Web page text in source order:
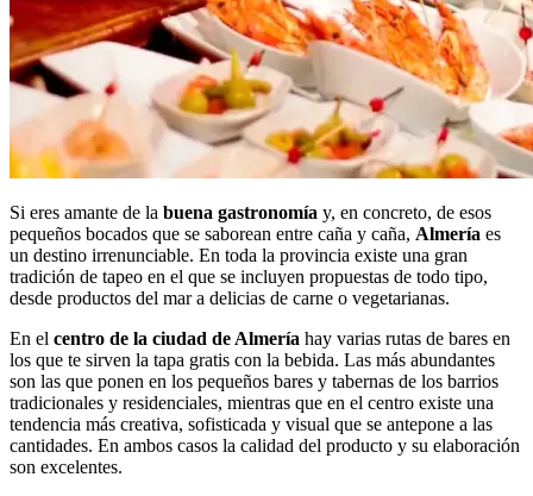
Si eres amante de la buena gastronomía y, en concreto, de esos
pequeños bocados que se saborean entre caña y caña, Almería es
un destino irrenunciable. En toda la provincia existe una gran
tradición de tapeo en el que se incluyen propuestas de todo tipo,
desde productos del mar a delicias de carne o vegetarianas.
En el centro de la ciudad de Almería hay varias rutas de bares en
los que te sirven la tapa gratis con la bebida. Las más abundantes
son las que ponen en los pequeños bares y tabernas de los barrios
tradicionales y residenciales, mientras que en el centro existe una
tendencia más creativa, sofisticada y visual que se antepone a las
cantidades. En ambos casos la calidad del producto y su elaboración
son excelentes.